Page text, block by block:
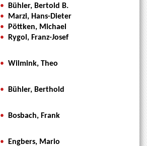
•
Bühler, Bertold B.
•
Marzi, Hans-Dieter
•
Pöttken, Michael
•
Rygol, Franz-Josef
• Wilmink, Theo
• Bühler, Berthold
• Bosbach, Frank
• Engbers, Mario